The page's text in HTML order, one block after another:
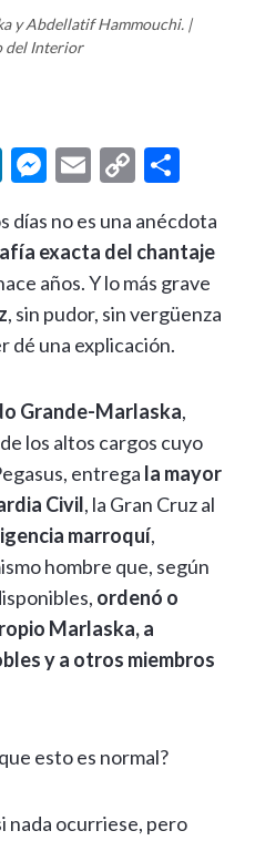
y Abdellatif Hammouchi. |
del Interior
Li
ke
dI
n
M
se
n
g
er
E
ai
l
C
p
y
Li
n
m
p
ar
días no es una anécdota
exacta del chantaje
años. Y lo más grave
, sin pudor, sin vergüenza
dé una explicación.
Grande-Marlaska,
los altos cargos cuyo
entrega la mayor
Civil, la Gran Cruz al
marroquí,
hombre que, según
ordenó o
Marlaska, a
y a otros miembros
esto es normal?
nada ocurriese, pero